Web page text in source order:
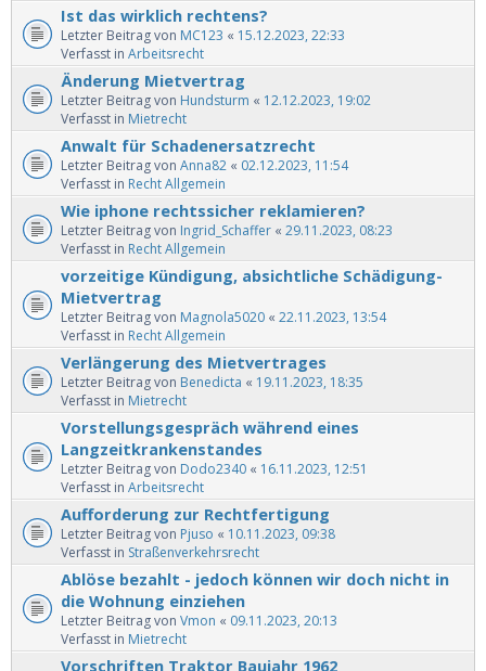
Ist das wirklich rechtens?
Letzter Beitrag von MC123 « 15.12.2023, 22:33
Verfasst in Arbeitsrecht
Änderung Mietvertrag
Letzter Beitrag von Hundsturm « 12.12.2023, 19:02
Verfasst in Mietrecht
Anwalt für Schadenersatzrecht
Letzter Beitrag von Anna82 « 02.12.2023, 11:54
Verfasst in Recht Allgemein
Wie iphone rechtssicher reklamieren?
Letzter Beitrag von Ingrid_Schaffer « 29.11.2023, 08:23
Verfasst in Recht Allgemein
vorzeitige Kündigung, absichtliche Schädigung-
Mietvertrag
Letzter Beitrag von Magnola5020 « 22.11.2023, 13:54
Verfasst in Recht Allgemein
Verlängerung des Mietvertrages
Letzter Beitrag von Benedicta « 19.11.2023, 18:35
Verfasst in Mietrecht
Vorstellungsgespräch während eines
Langzeitkrankenstandes
Letzter Beitrag von Dodo2340 « 16.11.2023, 12:51
Verfasst in Arbeitsrecht
Aufforderung zur Rechtfertigung
Letzter Beitrag von Pjuso « 10.11.2023, 09:38
Verfasst in Straßenverkehrsrecht
Ablöse bezahlt - jedoch können wir doch nicht in
die Wohnung einziehen
Letzter Beitrag von Vmon « 09.11.2023, 20:13
Verfasst in Mietrecht
Vorschriften Traktor Baujahr 1962